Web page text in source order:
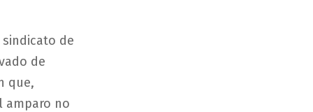
de
de
que,
amparo no